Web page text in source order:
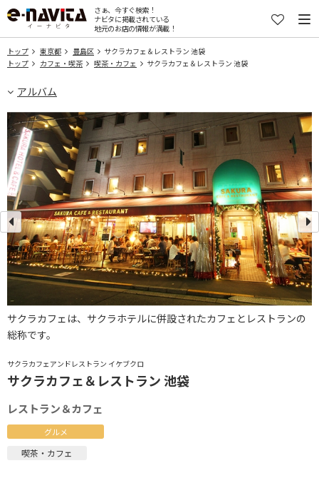
さぁ、今すぐ検索！
ナビタに掲載されている
地元のお店の情報が満載！
トップ 東京都 豊島区
サクラカフェ＆レストラン 池袋
トップ
カフェ・喫茶 喫茶・カフェ サクラカフェ＆レストラン 池袋
アルバム
サクラカフェアンドレストラン イケブクロ
サクラカフェ＆レストラン 池袋
レストラン＆カフェ
グルメ
喫茶・カフェ
サクラカフェは、サクラホテルに併設されたカフェとレストランの
総称です。